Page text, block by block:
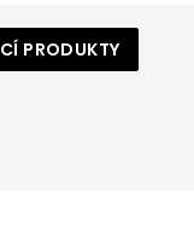
PRODUKTY